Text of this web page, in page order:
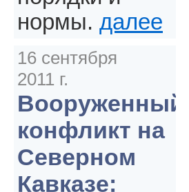
нормы. далее
16 сентября
2011 г.
Вооруженный
конфликт на
Северном
Кавказе: